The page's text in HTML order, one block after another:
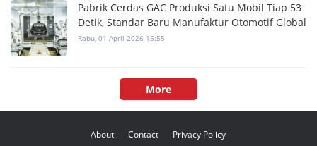
Pabrik Cerdas GAC Produksi Satu Mobil Tiap 53
Detik, Standar Baru Manufaktur Otomotif Global
Rabu, 01 April 2026 15:55
More
About Contact Privacy Policy